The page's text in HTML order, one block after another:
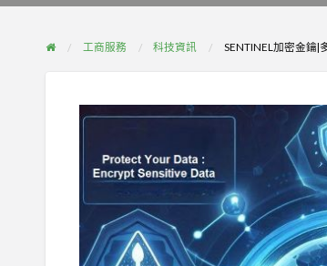
工商服務 科技資訊 SENTINEL加密金鑰|